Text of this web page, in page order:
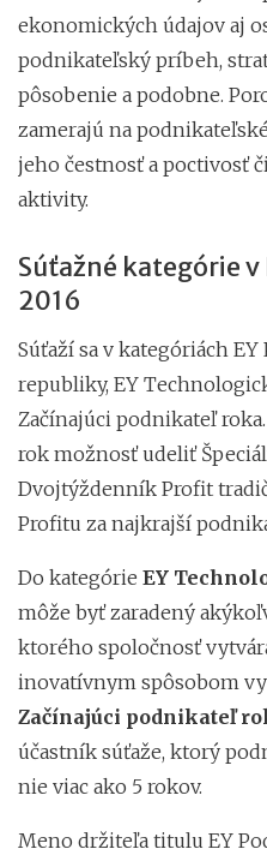
ekonomických údajov aj
podnikateľský príbeh,
pôsobenie a podobne.
zamerajú na
jeho čestnosť a poctivosť
aktivity.
Súťažné kategórie
2016
Súťaží sa v kategóriách
republiky, EY
Začínajúci podnikateľ
rok možnosť udeliť
Dvojtýždenník Profit
Profitu za najkrajší
Do kategórie EY
môže byť zaradený
ktorého spoločnosť
inovatívnym spôsobom
Začínajúci podnikateľ
účastník súťaže, ktorý
nie viac ako 5 rokov.
Meno držiteľa titulu EY